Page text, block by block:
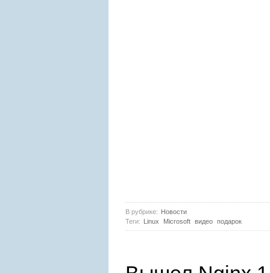
В рубрике: Новости
Теги: Linux Microsoft видео подарок